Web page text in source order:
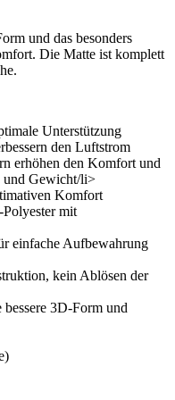
und das besonders
Die Matte ist komplett
Unterstützung
den Luftstrom
erhöhen den Komfort und
und Gewicht/li>
Komfort
Polyester mit
einfache Aufbewahrung
kein Ablösen der
bessere 3D-Form und